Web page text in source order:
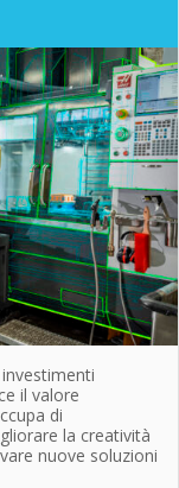
il valore
di
la creatività
nuove soluzioni